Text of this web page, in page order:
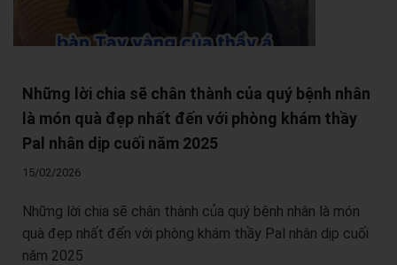
Những lời chia sẽ chân thành của quý bệnh nhân
là món quà đẹp nhất đến với phòng khám thầy
Pal nhân dịp cuối năm 2025
15/02/2026
Những lời chia sẽ chân thành của quý bệnh nhân là món
quà đẹp nhất đến với phòng khám thầy Pal nhân dịp cuối
năm 2025